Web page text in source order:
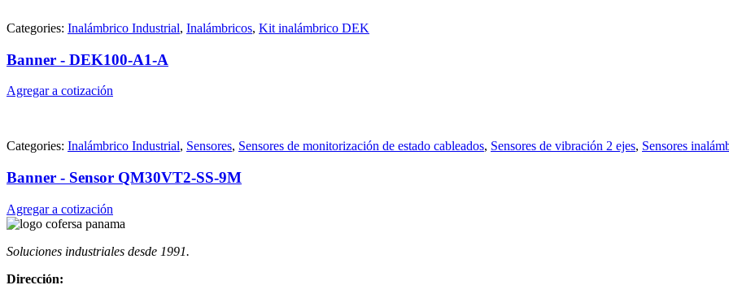
Categories: Inalámbrico Industrial, Inalámbricos, Kit inalámbrico DEK
Banner - DEK100-A1-A
Agregar a cotización
Categories: Inalámbrico Industrial, Sensores, Sensores de monitorización de estado cableados, Sensores de vibración 2 ejes, Sensores
Banner - Sensor QM30VT2-SS-9M
Agregar a cotización
Soluciones industriales desde 1991.
Dirección: